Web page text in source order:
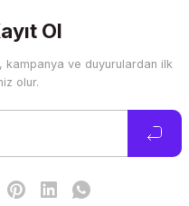
Ol
kampanya ve duyurulardan ilk
olur.